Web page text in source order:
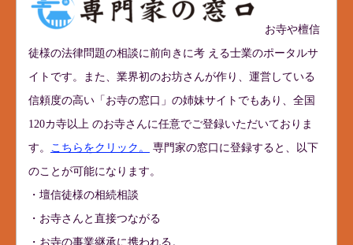
お寺や檀信
徒様の法律問題の相談に前向きに考 える士業のポータルサ
イトです。また、業界初のお坊さんが作り、運営している
信頼度の高い「お寺の窓口」の姉妹サイトでもあり、全国
120カ寺以上 のお寺さんに任意でご登録いただいておりま
す。
こちらをクリック。
専門家の窓口に登録すると、以下
のことが可能になります。
・壇信徒様の相続相談
・お寺さんと直接つながる
・お寺の事業継承に携われる。